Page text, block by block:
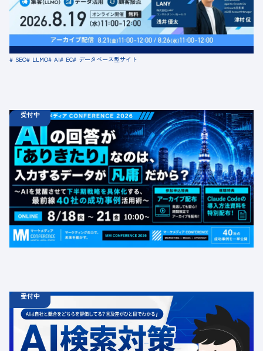
定員数：500名
金額：無料
場所：オンライン
SEO LLMO AI EC データベース型サイト
受付中
ウェビナー 08.18 火 10:00 -
08.21 金 16:00
【無料カンファレンス】AIの回答が「ありきたり」なの
は、入力するデータが凡庸だから？ 〜AIを覚醒させて下
半期戦略を具体化する、最前線40社の成功事例活用術〜
定員数：1000名
金額：無料
場所：オンライン
BtoB
受付中
診断
12.31 00:00
ChatGPT広告の最新動向・AI検索対策に関する無料相談
受付中